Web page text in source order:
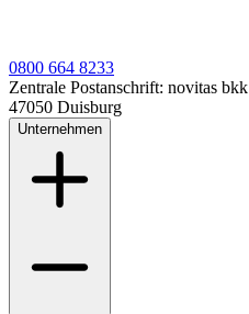
0800 664 8233
Zentrale Postanschrift: novitas bkk
47050 Duisburg
Unternehmen